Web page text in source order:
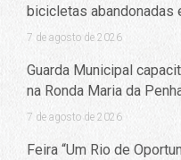
bicicletas abandonadas
7 de agosto de 2026
Guarda Municipal
na Ronda Maria da
7 de agosto de 2026
Feira “Um Rio de